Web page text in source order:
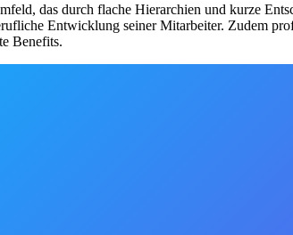
das durch flache Hierarchien und kurze
Entwicklung seiner Mitarbeiter. Zudem
Benefits.